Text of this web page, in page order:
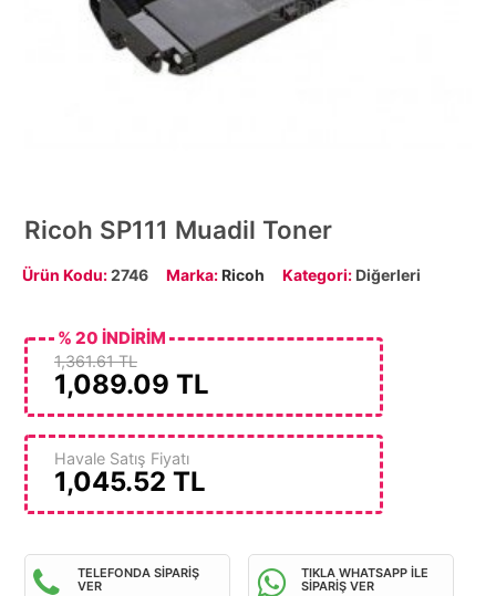
Ricoh SP111 Muadil Toner
Ürün Kodu:2746 Marka:Ricoh Kategori: Diğerleri
1,361.61 TL
1,089.09 TL
% 20 İNDİRİM
Havale Satış Fiyatı
1,045.52 TL
TELEFONDA SİPARİŞ
VER
TIKLA WHATSAPP İLE
SİPARİŞ VER